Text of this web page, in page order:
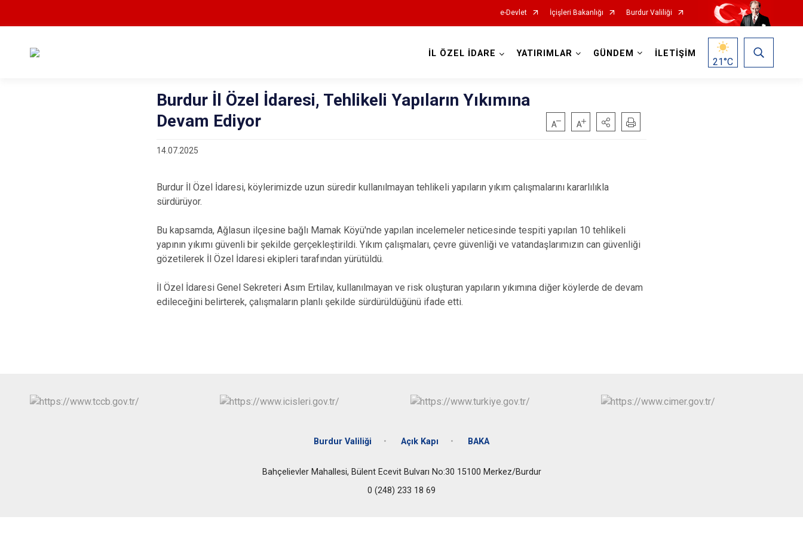
e-Devlet İçişleri Bakanlığı Burdur Valiliği
İL ÖZEL İDARE YATIRIMLAR GÜNDEM İLETİŞİM
21°C
Burdur İl Özel İdaresi, Tehlikeli Yapıların Yıkımına
Devam Ediyor
14.07.2025
Burdur İl Özel İdaresi, köylerimizde uzun süredir kullanılmayan tehlikeli yapıların yıkım çalışmalarını kararlılıkla
sürdürüyor.
Bu kapsamda, Ağlasun ilçesine bağlı Mamak Köyü'nde yapılan incelemeler neticesinde tespiti yapılan 10 tehlikeli
yapının yıkımı güvenli bir şekilde gerçekleştirildi. Yıkım çalışmaları, çevre güvenliği ve vatandaşlarımızın can güvenliği
gözetilerek İl Özel İdaresi ekipleri tarafından yürütüldü.
İl Özel İdaresi Genel Sekreteri Asım Ertilav, kullanılmayan ve risk oluşturan yapıların yıkımına diğer köylerde de devam
edileceğini belirterek, çalışmaların planlı şekilde sürdürüldüğünü ifade etti.
Burdur Valiliği Açık Kapı BAKA
Bahçelievler Mahallesi, Bülent Ecevit Bulvarı No:30 15100 Merkez/Burdur
0 (248) 233 18 69